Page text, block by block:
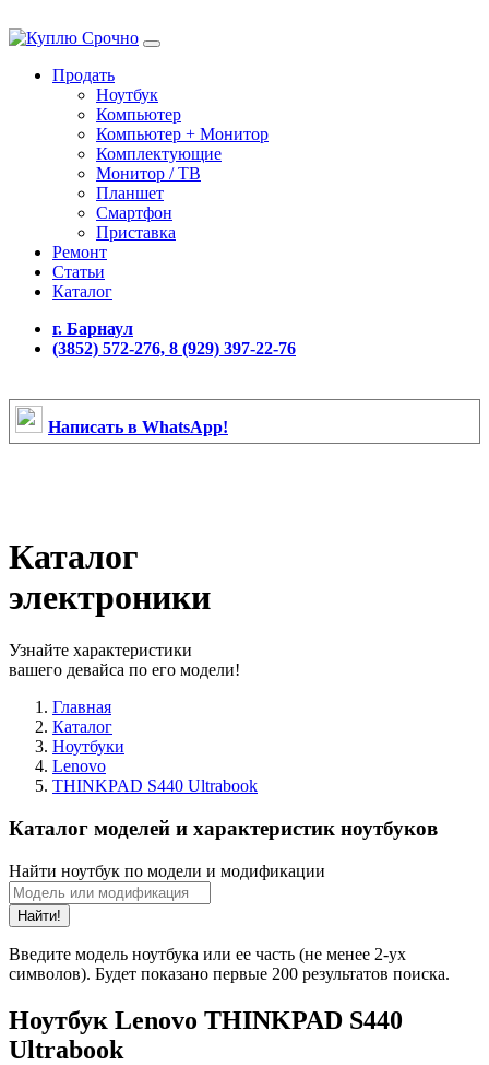
Продать
Ноутбук
Компьютер
Компьютер + Монитор
Комплектующие
Монитор / ТВ
Планшет
Смартфон
Приставка
Ремонт
Статьи
Каталог
г. Барнаул
(3852) 572-276, 8 (929) 397-22-76
Написать в WhatsApp!
Каталог
электроники
Узнайте характеристики
вашего девайса по его модели!
Главная
Каталог
Ноутбуки
Lenovo
THINKPAD S440 Ultrabook
Каталог моделей и характеристик ноутбуков
Найти ноутбук по модели и модификации
Найти!
Введите модель ноутбука или ее часть (не менее 2-ух
символов). Будет показано первые 200 результатов поиска.
Ноутбук Lenovo THINKPAD S440
Ultrabook